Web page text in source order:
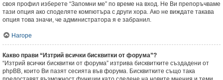
своя профил изберете “Запомни ме” по време на вход. Не Ви препоръчваме
тази опция ако споделяте компютъра с други хора. Ако не виждате такава
опция това значи, че администратора я е забранил.
Нагоре
Какво прави “Изтрий всички бисквитки от форума”?
“Изтрий всички бисквитки от форума” изтрива бисквитките създадени от
phpBB, които Ви пазят сесията във форума. Бисквитките също така